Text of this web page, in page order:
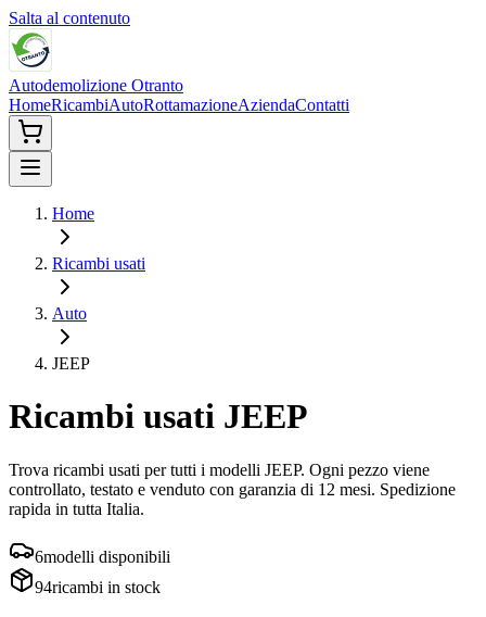
Salta al contenuto
Autodemolizione Otranto
HomeRicambiAutoRottamazioneAziendaContatti
Home
Ricambi usati
Auto
JEEP
Ricambi usati JEEP
Trova ricambi usati per tutti i modelli JEEP. Ogni pezzo viene
controllato, testato e venduto con garanzia di 12 mesi. Spedizione
rapida in tutta Italia.
6modelli disponibili
94ricambi in stock